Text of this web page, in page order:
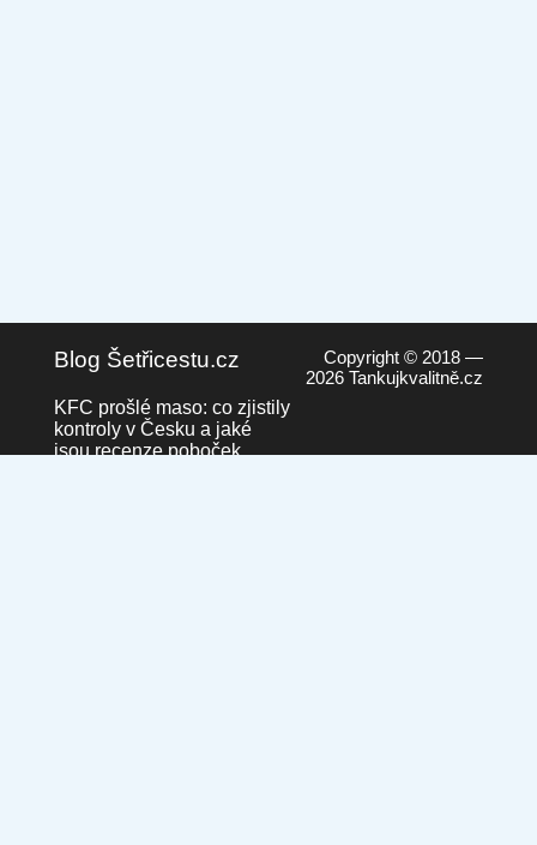
Blog Šetřicestu.cz
KFC prošlé maso: co zjistily
kontroly v Česku a jaké
jsou recenze poboček
Copyright © 2018 —
2026 Tankujkvalitně.cz